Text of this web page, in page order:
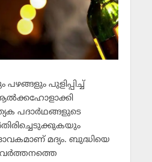
പഴങ്ങളും പുളിപ്പിച്ച്
പദാര്‍ഥങ്ങളുടെ
മദ്യം. ബുദ്ധിയെ